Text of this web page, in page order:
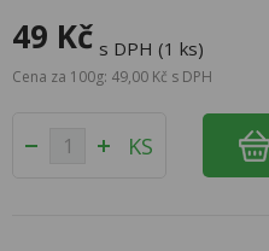
49 Kč s DPH (1 ks)
Cena za 100g: 49,00 Kč s DPH
KS